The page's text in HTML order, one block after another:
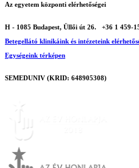
Az egyetem központi elérhetőségei
H - 1085 Budapest, Üllői út 26.
+36 1 459-
Betegellátó klinikáink és intézeteink
Egységeink térképen
SEMEDUNIV (KRID: 648905308)